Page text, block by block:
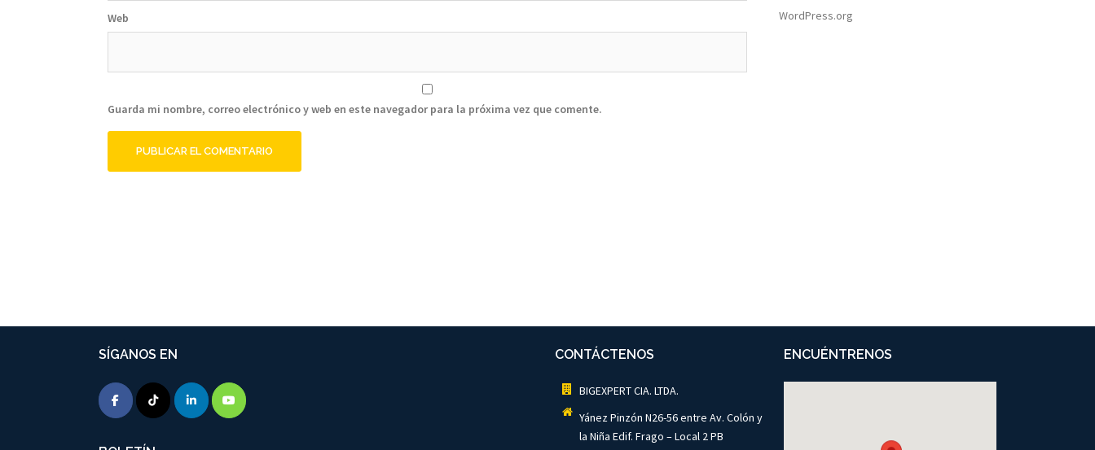
Web
Guarda mi nombre, correo electrónico y web en este navegador para la próxima vez que comente.
WordPress.org
SÍGANOS EN CONTÁCTENOS
BIGEXPERT CIA. LTDA.
Yánez Pinzón N26-56 entre Av. Colón y
la Niña Edif. Frago – Local 2 PB
ENCUÉNTRENOS